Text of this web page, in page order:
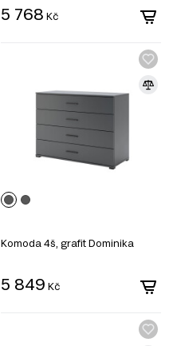
5 768 Kč
Komoda 4š, grafit Dominika
5 849 Kč